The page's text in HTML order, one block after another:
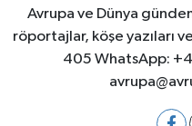
Avrupa ve Dünya
röportajlar, köşe yazıları
405 WhatsApp: